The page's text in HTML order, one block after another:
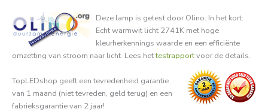
Deze lamp is getest door Olino. In het kort:
Echt warmwit licht 2741K met hoge
kleurherkennings waarde en een efficiënte
omzetting van stroom naar licht. Lees hettestrapportvoor de details.
TopLEDshop geeft een tevredenheid garantie
van 1 maand (niet tevreden, geld terug) en een
fabrieksgarantie van 2 jaar!